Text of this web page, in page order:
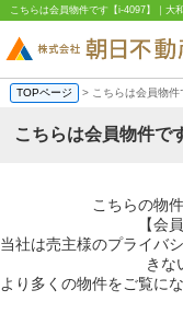
こちらは会員物件です【i-4097】｜大
TOPページ > こちらは会員物件
こちらは会員物件で
こちらの物
【会
当社は売主様のプライバ
きな
より多くの物件をご覧に